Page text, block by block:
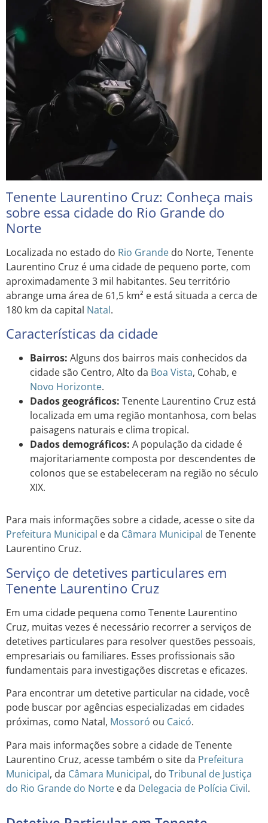
Tenente Laurentino Cruz: Conheça mais
sobre essa cidade do Rio Grande do
Norte
Localizada no estado do Rio Grande do Norte, Tenente
Laurentino Cruz é uma cidade de pequeno porte, com
aproximadamente 3 mil habitantes. Seu território
abrange uma área de 61,5 km² e está situada a cerca de
180 km da capital Natal.
Características da cidade
Bairros: Alguns dos bairros mais conhecidos da
cidade são Centro, Alto da Boa Vista, Cohab, e
Novo Horizonte.
Dados geográficos: Tenente Laurentino Cruz está
localizada em uma região montanhosa, com belas
paisagens naturais e clima tropical.
Dados demográficos: A população da cidade é
majoritariamente composta por descendentes de
colonos que se estabeleceram na região no século
XIX.
Para mais informações sobre a cidade, acesse o site da
Prefeitura Municipal e da Câmara Municipal de Tenente
Laurentino Cruz.
Serviço de detetives particulares em
Tenente Laurentino Cruz
Em uma cidade pequena como Tenente Laurentino
Cruz, muitas vezes é necessário recorrer a serviços de
detetives particulares para resolver questões pessoais,
empresariais ou familiares. Esses profissionais são
fundamentais para investigações discretas e eficazes.
Para encontrar um detetive particular na cidade, você
pode buscar por agências especializadas em cidades
próximas, como Natal, Mossoró ou Caicó.
Para mais informações sobre a cidade de Tenente
Laurentino Cruz, acesse também o site da Prefeitura
Municipal, da Câmara Municipal, do Tribunal de Justiça
do Rio Grande do Norte e da Delegacia de Polícia Civil.